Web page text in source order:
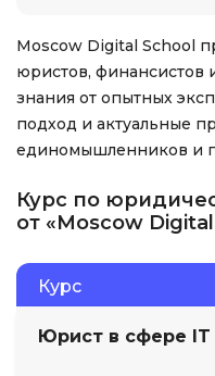
Moscow Digital School
юристов, финансистов
знания от опытных
подход и актуальные
единомышленников и
Курс по
от «Moscow
Курс
Юрист в сфере IT